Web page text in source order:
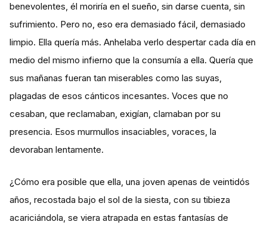
benevolentes, él moriría en el sueño, sin darse cuenta, sin
sufrimiento. Pero no, eso era demasiado fácil, demasiado
limpio. Ella quería más. Anhelaba verlo despertar cada día en
medio del mismo infierno que la consumía a ella. Quería que
sus mañanas fueran tan miserables como las suyas,
plagadas de esos cánticos incesantes. Voces que no
cesaban, que reclamaban, exigían, clamaban por su
presencia. Esos murmullos insaciables, voraces, la
devoraban lentamente.
¿Cómo era posible que ella, una joven apenas de veintidós
años, recostada bajo el sol de la siesta, con su tibieza
acariciándola, se viera atrapada en estas fantasías de